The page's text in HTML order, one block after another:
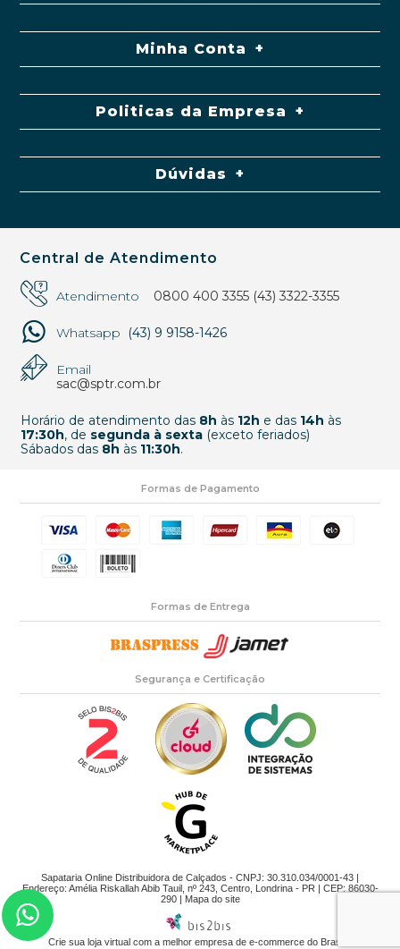
Minha Conta
Politicas da Empresa
Dúvidas
Central de Atendimento
Atendimento 0800 400 3355 (43) 3322-3355
Whatsapp (43) 9 9158-1426
Email
sac@sptr.com.br
Horário de atendimento das 8h às 12h e das 14h às
17:30h, de segunda à sexta(exceto feriados)
Sábados das 8h às 11:30h.
Formas de Pagamento
Formas de Entrega
Segurança e Certificação
Sapataria Online Distribuidora de Calçados - CNPJ: 30.310.034/0001-43 |
Endereço: Amélia Riskallah Abib Tauil, nº 243, Centro, Londrina - PR | CEP: 86030-
290 |
Mapa do site
Crie sua loja virtual com a melhor empresa de e-commerce do Brasil.